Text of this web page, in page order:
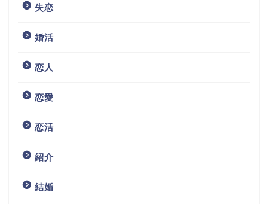
失恋
婚活
恋人
恋愛
恋活
紹介
結婚